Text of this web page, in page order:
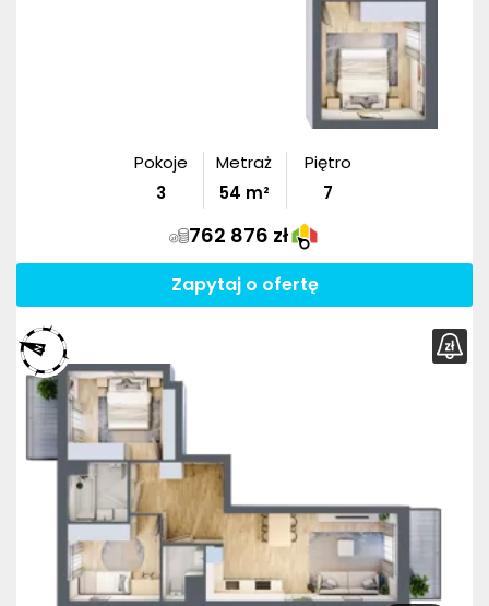
Pokoje
3
Metraż
54 m²
Piętro
7
762 876 zł
Zapytaj o ofertę